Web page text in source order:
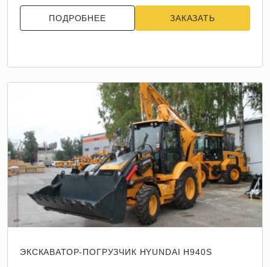
ПОДРОБНЕЕ ЗАКАЗАТЬ
ЭКСКАВАТОР-ПОГРУЗЧИК HYUNDAI H940S